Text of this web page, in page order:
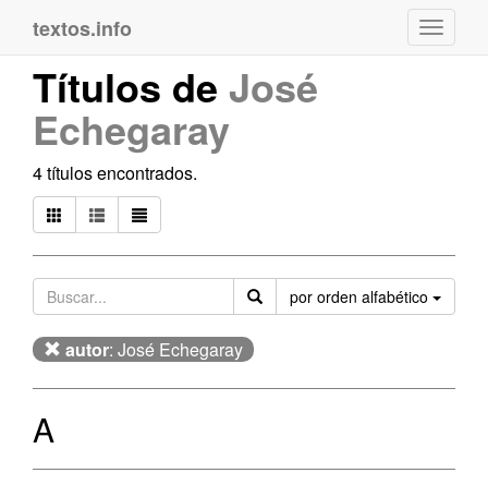
textos.info
Títulos de José
Echegaray
4 títulos encontrados.
por orden alfabético
autor: José Echegaray
A